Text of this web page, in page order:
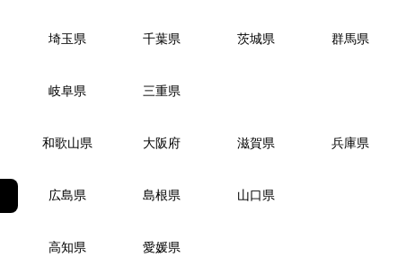
埼玉県 千葉県 茨城県 群馬県
岐阜県 三重県
和歌山県 大阪府 滋賀県 兵庫県
広島県 島根県 山口県
高知県 愛媛県